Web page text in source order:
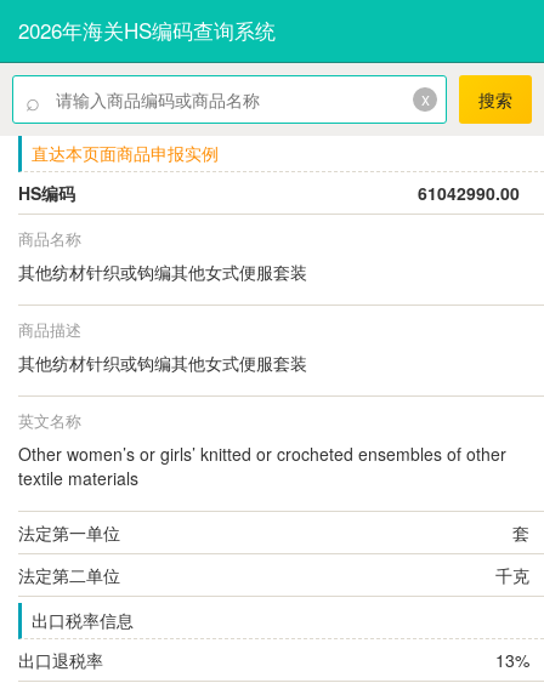
2026年海关HS编码查询系统
⌕ x 搜索
直达本页面商品申报实例
HS编码
61042990.00
商品名称
其他纺材针织或钩编其他女式便服套装
商品描述
其他纺材针织或钩编其他女式便服套装
英文名称
Other women’s or girls’ knitted or crocheted ensembles of other
textile materials
法定第一单位
套
法定第二单位
千克
出口税率信息
出口退税率
13%